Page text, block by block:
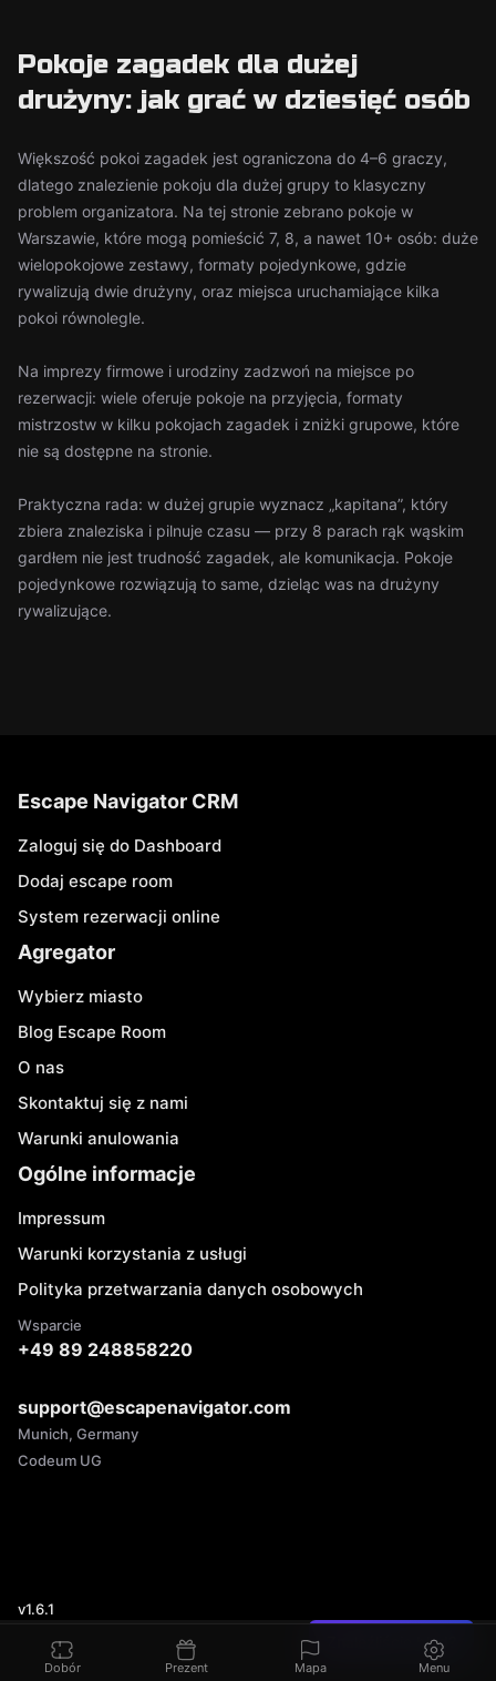
Pokoje zagadek dla dużej
drużyny: jak grać w dziesięć osób
Większość pokoi zagadek jest ograniczona do 4–6 graczy,
dlatego znalezienie pokoju dla dużej grupy to klasyczny
problem organizatora. Na tej stronie zebrano pokoje w
Warszawie, które mogą pomieścić 7, 8, a nawet 10+ osób: duże
wielopokojowe zestawy, formaty pojedynkowe, gdzie
rywalizują dwie drużyny, oraz miejsca uruchamiające kilka
pokoi równolegle.
Na imprezy firmowe i urodziny zadzwoń na miejsce po
rezerwacji: wiele oferuje pokoje na przyjęcia, formaty
mistrzostw w kilku pokojach zagadek i zniżki grupowe, które
nie są dostępne na stronie.
Praktyczna rada: w dużej grupie wyznacz „kapitana”, który
zbiera znaleziska i pilnuje czasu — przy 8 parach rąk wąskim
gardłem nie jest trudność zagadek, ale komunikacja. Pokoje
pojedynkowe rozwiązują to same, dzieląc was na drużyny
rywalizujące.
Znaleźliście błąd?
Escape Navigator CRM
Zaloguj się do Dashboard
Dodaj escape room
System rezerwacji online
Agregator
Wybierz miasto
Blog Escape Room
O nas
Skontaktuj się z nami
Warunki anulowania
Ogólne informacje
Impressum
Warunki korzystania z usługi
Polityka przetwarzania danych osobowych
Wsparcie
+49 89 248858220
support@escapenavigator.com
Munich, Germany
Codeum UG
v1.6.1
Dobór Prezent Mapa Menu